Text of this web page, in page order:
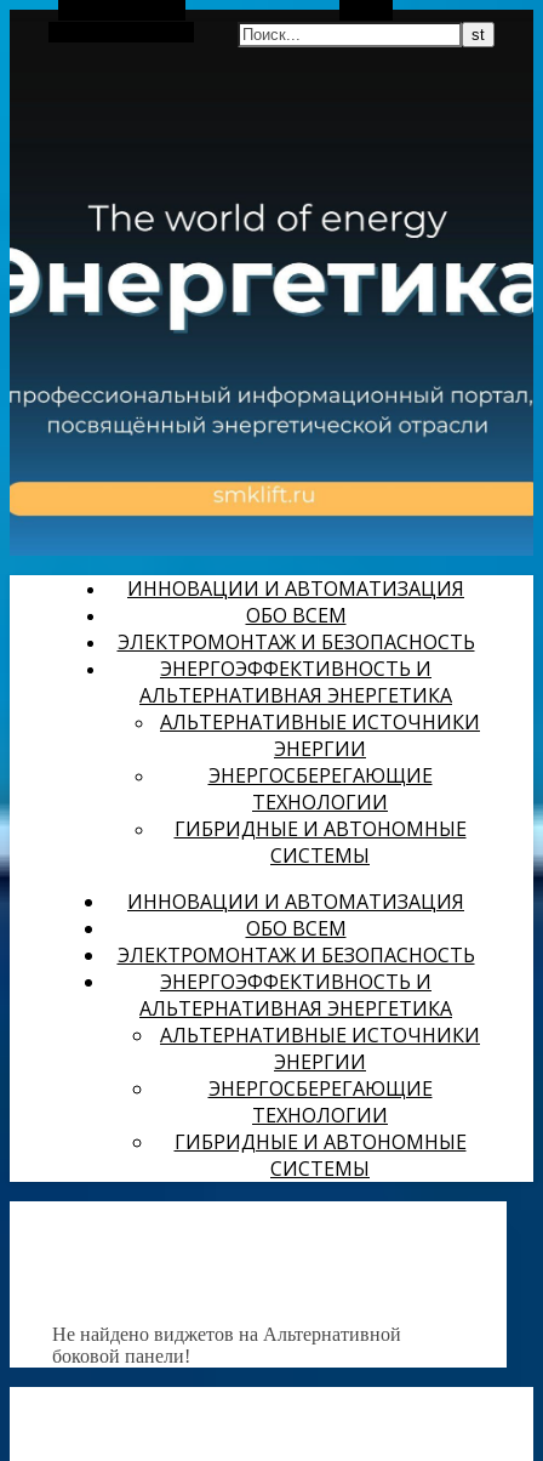
Боковая панель
ИННОВАЦИИ И АВТОМАТИЗАЦИЯ
ОБО ВСЕМ
ЭЛЕКТРОМОНТАЖ И БЕЗОПАСНОСТЬ
ЭНЕРГОЭФФЕКТИВНОСТЬ И
АЛЬТЕРНАТИВНАЯ ЭНЕРГЕТИКА
АЛЬТЕРНАТИВНЫЕ ИСТОЧНИКИ
ЭНЕРГИИ
ЭНЕРГОСБЕРЕГАЮЩИЕ
ТЕХНОЛОГИИ
ГИБРИДНЫЕ И АВТОНОМНЫЕ
СИСТЕМЫ
ИННОВАЦИИ И АВТОМАТИЗАЦИЯ
ОБО ВСЕМ
ЭЛЕКТРОМОНТАЖ И БЕЗОПАСНОСТЬ
ЭНЕРГОЭФФЕКТИВНОСТЬ И
АЛЬТЕРНАТИВНАЯ ЭНЕРГЕТИКА
АЛЬТЕРНАТИВНЫЕ ИСТОЧНИКИ
ЭНЕРГИИ
ЭНЕРГОСБЕРЕГАЮЩИЕ
ТЕХНОЛОГИИ
ГИБРИДНЫЕ И АВТОНОМНЫЕ
СИСТЕМЫ
Не найдено виджетов на Альтернативной
боковой панели!